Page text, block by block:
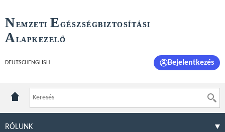
NEMZETI E GÉSZSÉGBIZTOSÍTÁSI
ALAPKEZELŐ
DEUTSCH ENGLISH Bejelentkezés
RÓLUNK